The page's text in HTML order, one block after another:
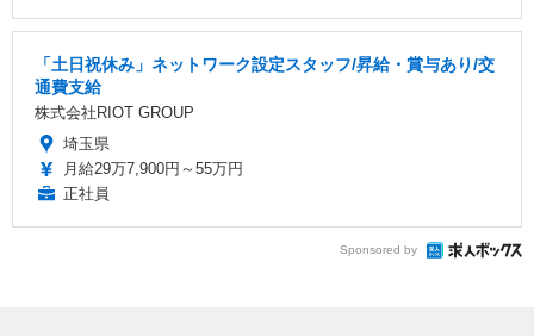
「土日祝休み」ネットワーク設定スタッフ/昇給・賞与あり/交
通費支給
株式会社RIOT GROUP
埼玉県
月給29万7,900円～55万円
正社員
Sponsored by